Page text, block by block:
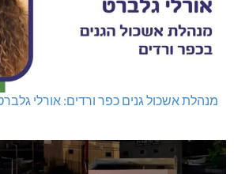
מנהלת אשכול גנים כפר ורדים: אורלי